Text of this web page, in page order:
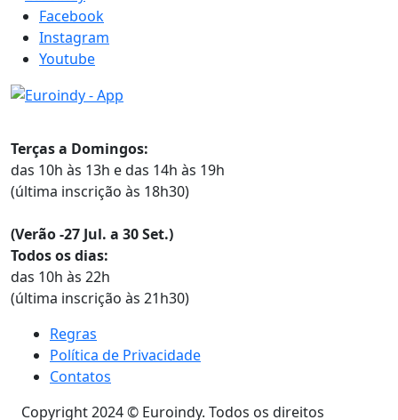
Facebook
Instagram
Youtube
Terças a Domingos:
das 10h às 13h e das 14h às 19h
(última inscrição às 18h30)
(Verão -27 Jul. a 30 Set.)
Todos os dias:
das 10h às 22h
(última inscrição às 21h30)
Regras
Política de Privacidade
Contatos
Copyright 2024 © Euroindy. Todos os direitos